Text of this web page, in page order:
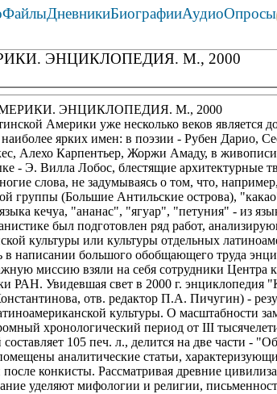
ФайлыДневникиБиографииАудиоОпросы
ЭНЦИКЛОПЕДИЯ. М., 2000
ЭНЦИКЛОПЕДИЯ. М., 2000
Америки уже несколько веков является
ярких имен: в поэзии - Рубен Дарио,
Алехо Карпентьер, Жоржи Амаду, в
- Э. Вилла Лобос, блестящие архитектурные
слова, не задумываясь о том, что,
группы (Большие Антильские острова),
кечуа, "ананас", "ягуар", "петуния" - из
был подготовлен ряд работ,
культуры или культуры отдельных
в написании большого обобщающего труда
миссию взяли на себя сотрудники Центра
РАН. Увидевшая свет в 2000 г. энциклопедия
отв. редактор П.А. Пичугин) -
культуры. О масштабности
хронологический период от III
105 печ. л., делится на две части -
аналитические статьи,
конкисты. Рассматривая древние
уделяют мифологии и религии,